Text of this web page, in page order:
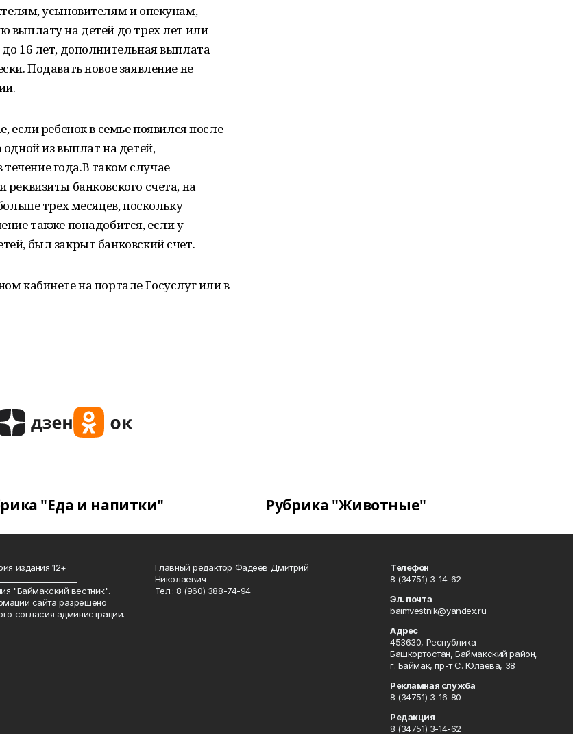
усыновителям и опекунам,
выплату на детей до трех лет или
16 лет, дополнительная выплата
Подавать новое заявление не
если ребенок в семье появился после
из выплат на детей,
года.В таком случае
банковского счета, на
трех месяцев, поскольку
также понадобится, если у
был закрыт банковский счет.
кабинете на портале Госуслуг или в
"Еда и напитки" Рубрика "Животные"
издания 12+
"Баймакский вестник".
сайта разрешено
согласия администрации.
Главный редактор Фадеев Дмитрий
Николаевич
Тел.: 8 (960) 388-74-94
Телефон
8 (34751) 3-14-62
Эл. почта
baimvestnik@yandex.ru
Адрес
453630, Республика
Башкортостан, Баймакский район,
г. Баймак, пр-т С. Юлаева, 38
Рекламная служба
8 (34751) 3-16-80
Редакция
8 (34751) 3-14-62